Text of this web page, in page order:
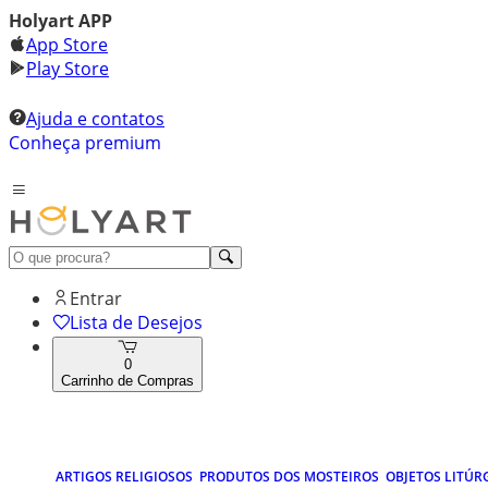
Holyart APP
App Store
Play Store
Ajuda e contatos
Conheça premium
Entrar
Lista de Desejos
0
Carrinho de Compras
ARTIGOS RELIGIOSOS PRODUTOS DOS MOSTEIROS OBJETOS